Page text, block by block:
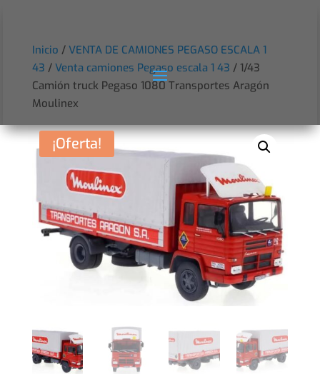
Inicio / VENTA DE CAMIONES PEGASO ESCALA 1
43 / Venta camiones Pegaso escala 1 43 / 1/43
Camión truck Pegaso 1080 Transportes Aragón
Moulinex
¡Oferta!